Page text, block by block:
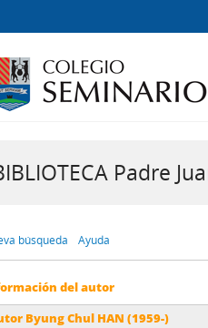
Padre
búsqueda Ayuda
del autor
Byung Chul HAN (1959-)